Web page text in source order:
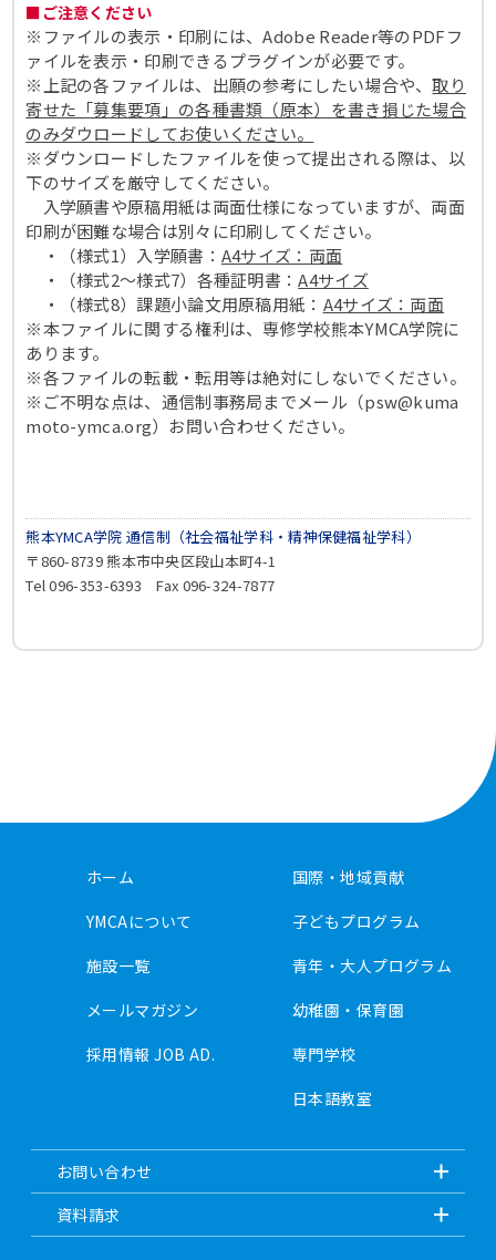
■ご注意ください
※ファイルの表示・印刷には、Adobe Reader等のPDFフ
ァイルを表示・印刷できるプラグインが必要です。
※上記の各ファイルは、出願の参考にしたい場合や、取り
寄せた「募集要項」の各種書類（原本）を書き損じた場合
のみダウロードしてお使いください。
※ダウンロードしたファイルを使って提出される際は、以
下のサイズを厳守してください。
入学願書や原稿用紙は両面仕様になっていますが、両面
印刷が困難な場合は別々に印刷してください。
・（様式1）入学願書： A4サイズ：両面
・（様式2～様式7）各種証明書：A4サイズ
・（様式8）課題小論文用原稿用紙： A4サイズ：両面
※本ファイルに関する権利は、専修学校熊本YMCA学院に
あります。
※各ファイルの転載・転用等は絶対にしないでください。
※ご不明な点は、通信制事務局までメール（psw@kuma
moto-ymca.org）お問い合わせください。
熊本YMCA学院 通信制（社会福祉学科・精神保健福祉学科）
〒860-8739 熊本市中央区段山本町4-1
Tel 096-353-6393 Fax 096-324-7877
ホーム
YMCAについて
施設一覧
メールマガジン
採用情報 JOB AD.
国際・地域貢献
子どもプログラム
青年・大人プログラム
幼稚園・保育園
専門学校
日本語教室
お問い合わせ
資料請求